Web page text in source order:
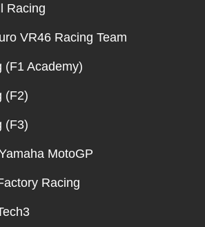
Racing
VR46 Racing Team
(F1 Academy)
(F2)
(F3)
MotoGP
Racing